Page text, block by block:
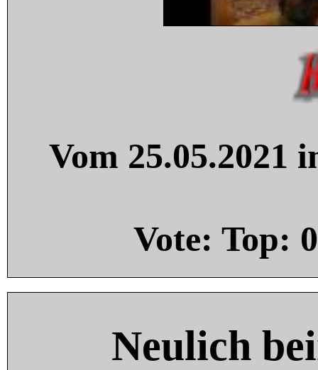
Vom 25.05.2021
Vote: Top: 0
Neulich